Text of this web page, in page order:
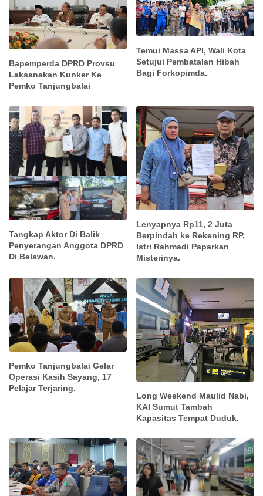
Bapemperda DPRD Provsu
Laksanakan Kunker Ke
Pemko Tanjungbalai
Temui Massa API, Wali Kota
Setujui Pembatalan Hibah
Bagi Forkopimda.
Tangkap Aktor Di Balik
Penyerangan Anggota DPRD
Di Belawan.
Lenyapnya Rp11, 2 Juta
Berpindah ke Rekening RP,
Istri Rahmadi Paparkan
Misterinya.
Pemko Tanjungbalai Gelar
Operasi Kasih Sayang, 17
Pelajar Terjaring.
Long Weekend Maulid Nabi,
KAI Sumut Tambah
Kapasitas Tempat Duduk.